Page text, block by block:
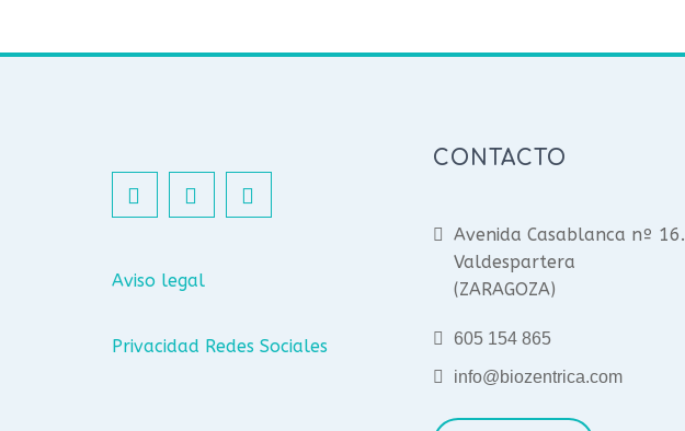
Aviso legal
Privacidad Redes Sociales
CONTACTO
Avenida Casablanca nº 16.
Valdespartera
(ZARAGOZA)
605 154 865
info@biozentrica.com